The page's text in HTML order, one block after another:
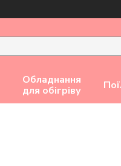
Обладнання
для обігріву